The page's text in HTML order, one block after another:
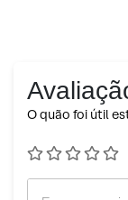
O quão foi útil